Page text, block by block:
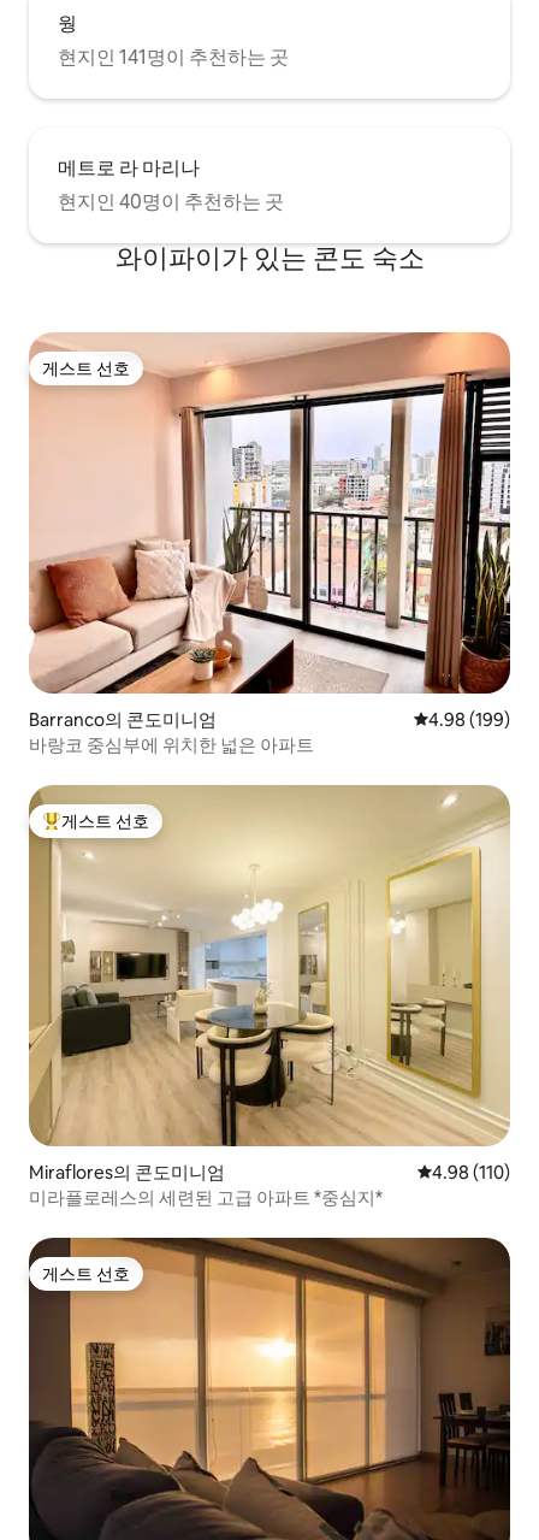
웡
현지인 141명이 추천하는 곳
메트로 라 마리나
현지인 40명이 추천하는 곳
와이파이가 있는 콘도 숙소
게스트 선호
게스트 선호
Barranco의 콘도미니엄 평점 4.98점(5
4.98 (199)
바랑코 중심부에 위치한 넓은 아파트
상위 게스트 선호
게스트 선호
Miraflores의 콘도미니엄 평점 4.98점(5
4.98 (110)
미라플로레스의 세련된 고급 아파트 *중심지*
게스트 선호
게스트 선호